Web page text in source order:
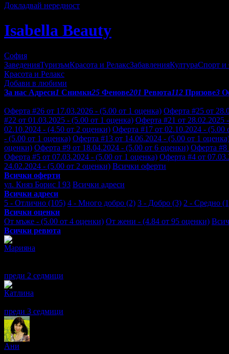
Докладвай нередност
Isabella Beauty
София
ЗаведенияТуризъмКрасота и РелаксЗабавленияКултураСпорт и
Красота и Релакс
Добави в любими
За нас Адреси1 Снимки25 Фенове201 Ревюта112 Призове3
Оферта #26 от 17.03.2026 - (5.00 от 1 оценка) Оферта #25 от
#22 от 01.03.2025 - (5.00 от 1 оценка) Оферта #21 от 28.02.2025
02.10.2024 - (4.50 от 2 оценки) Оферта #17 от 02.10.2024 - (5.00
- (5.00 от 1 оценка) Оферта #13 от 14.06.2024 - (5.00 от 1
оценки) Оферта #9 от 18.04.2024 - (5.00 от 6 оценки) Оферта #8
Оферта #5 от 07.03.2024 - (5.00 от 1 оценка) Оферта #4 от
24.02.2024 - (5.00 от 2 оценки) Всички оферти
Всички оферти
ул. Княз Борис I 93 Всички адреси
Всички адреси
5 - Отлично (105) 4 - Много добро (2) 3 - Добро (3) 2 - Средно
Всички оценки
От мъже - (5.00 от 4 оценки) От жени - (4.84 от 95 оценки)
Всички ревюта
Марияна
преди 2 седмици
Катлина
преди 3 седмици
Ани